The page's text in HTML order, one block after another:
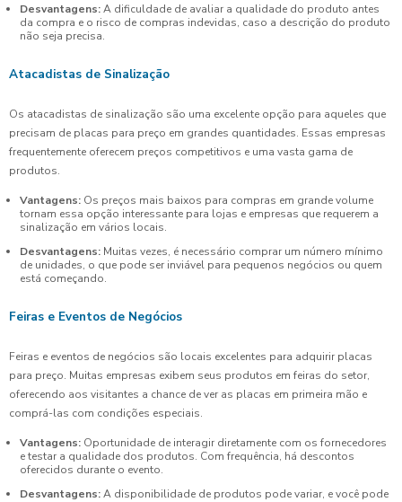
Desvantagens:A dificuldade de avaliar a qualidade do produto antes
da compra e o risco de compras indevidas, caso a descrição do produto
não seja precisa.
Atacadistas de Sinalização
Os atacadistas de sinalização são uma excelente opção para aqueles que
precisam de placas para preço em grandes quantidades. Essas empresas
frequentemente oferecem preços competitivos e uma vasta gama de
produtos.
Vantagens: Os preços mais baixos para compras em grande volume
tornam essa opção interessante para lojas e empresas que requerem a
sinalização em vários locais.
Desvantagens: Muitas vezes, é necessário comprar um número mínimo
de unidades, o que pode ser inviável para pequenos negócios ou quem
está começando.
Feiras e Eventos de Negócios
Feiras e eventos de negócios são locais excelentes para adquirir placas
para preço. Muitas empresas exibem seus produtos em feiras do setor,
oferecendo aos visitantes a chance de ver as placas em primeira mão e
comprá-las com condições especiais.
Vantagens: Oportunidade de interagir diretamente com os fornecedores
e testar a qualidade dos produtos. Com frequência, há descontos
oferecidos durante o evento.
Desvantagens:A disponibilidade de produtos pode variar, e você pode